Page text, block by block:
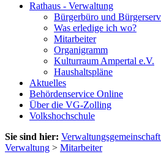
Rathaus - Verwaltung
Bürgerbüro und
Was erledige ich wo?
Mitarbeiter
Organigramm
Kulturraum Ampertal e.V.
Haushaltspläne
Aktuelles
Behördenservice Online
Über die VG-Zolling
Volkshochschule
Sie sind hier:
Verwaltung > Mitarbeiter